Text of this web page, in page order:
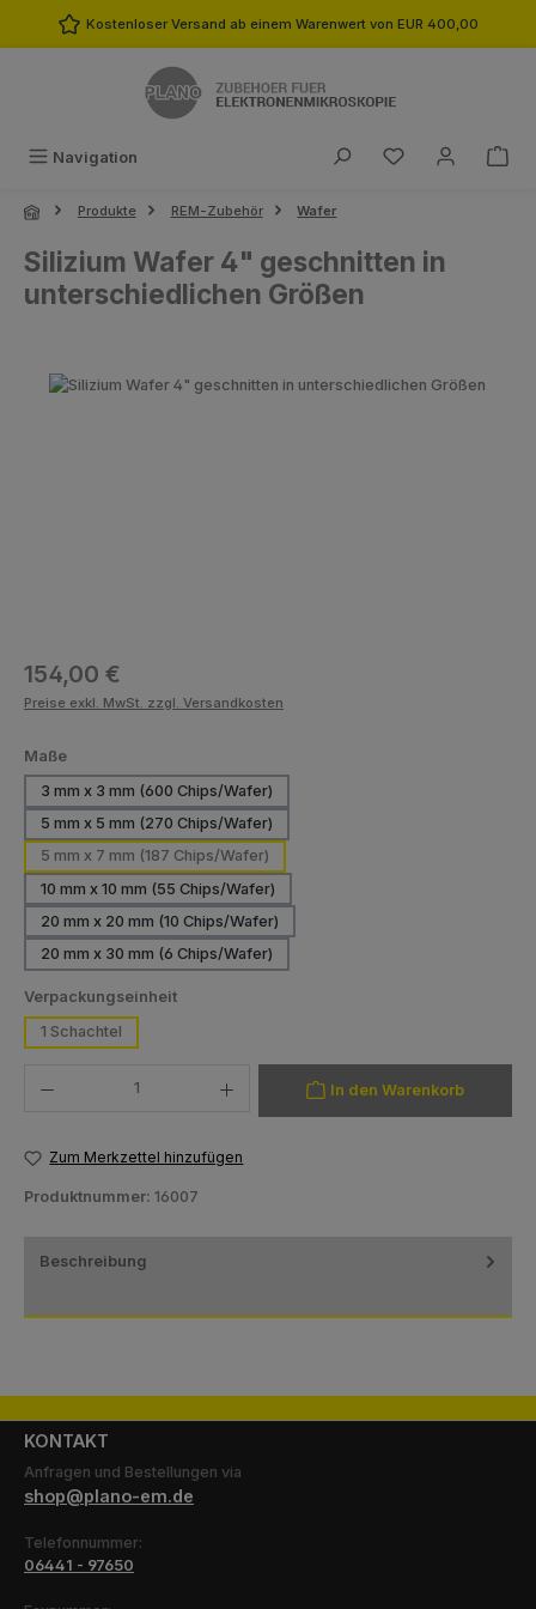
Zum Hauptinhalt springen
Kostenloser Versand ab einem Warenwert von EUR 400,00
Navigation Du hast 0
Produkte REM-Zubehör Wafer
Silizium Wafer 4" geschnitten in
unterschiedlichen Größen
Bildergalerie überspringen
Regulärer Preis:
154,00 €
Preise exkl. MwSt. zzgl. Versandkosten
Maßeauswählen
3 mm x 3 mm (600 Chips/Wafer)
5 mm x 5 mm (270 Chips/Wafer)
5 mm x 7 mm (187 Chips/Wafer)
10 mm x 10 mm (55 Chips/Wafer)
20 mm x 20 mm (10 Chips/Wafer)
20 mm x 30 mm (6 Chips/Wafer)
Verpackungseinheitauswählen
1 Schachtel
In den Warenkorb
Zum Merkzettel hinzufügen
Produktnummer: 16007
Beschreibung
KONTAKT
Anfragen und Bestellungen via
shop@plano-em.de
Telefonnummer:
06441 - 97650